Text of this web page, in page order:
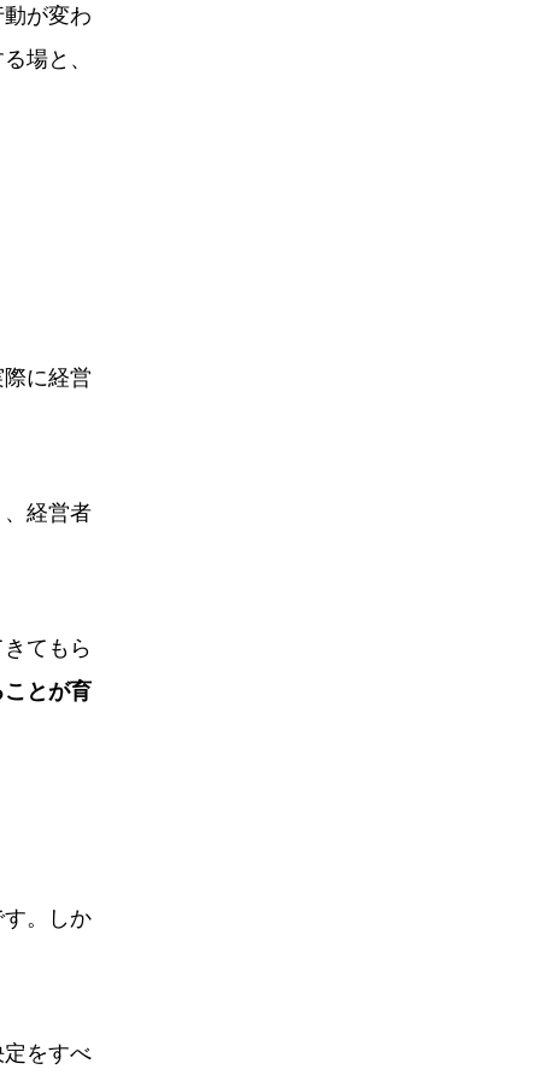
が変わ
場と、
に経営
経営者
てもら
とが育
。しか
をすべ